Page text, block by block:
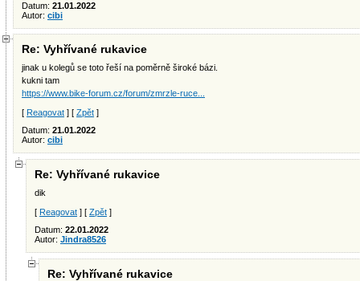
Datum: 21.01.2022
Autor: cibi
Re: Vyhřívané rukavice
jinak u kolegů se toto řeší na poměrně široké bázi.
kukni tam
https://www.bike-forum.cz/forum/zmrzle-ruce...
[ Reagovat ] [ Zpět ]
Datum: 21.01.2022
Autor: cibi
Re: Vyhřívané rukavice
dik
[ Reagovat ] [ Zpět ]
Datum: 22.01.2022
Autor: Jindra8526
Re: Vyhřívané rukavice